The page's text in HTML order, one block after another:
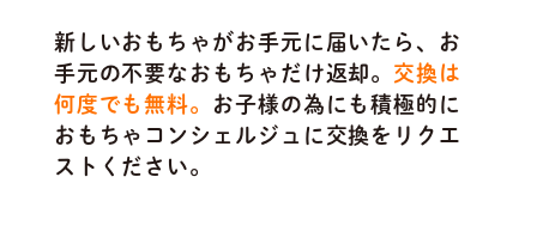
新しいおもちゃがお手元に届いたら、お
手元の不要なおもちゃだけ返却。 交換は
何度でも無料。
お子様の為にも積極的に
おもちゃコンシェルジュに交換をリクエ
ストください。